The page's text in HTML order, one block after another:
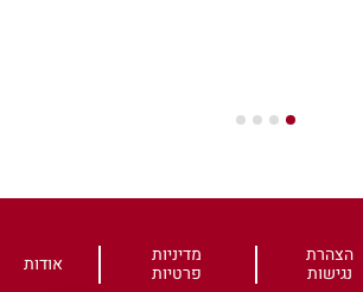
1
2
3
4
הצהרת
נגישות
מדיניות
פרטיות אודות